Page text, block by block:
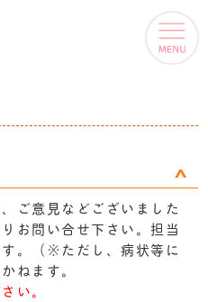
ご意見などございました
お問い合せ下さい。担当
。（※ただし、病状等に
ねます。
い。